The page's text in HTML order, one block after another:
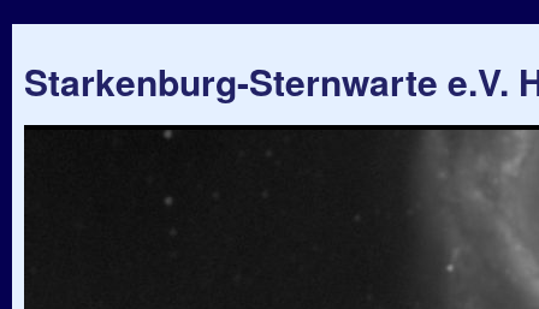
Starkenburg-Sternwarte e.V.